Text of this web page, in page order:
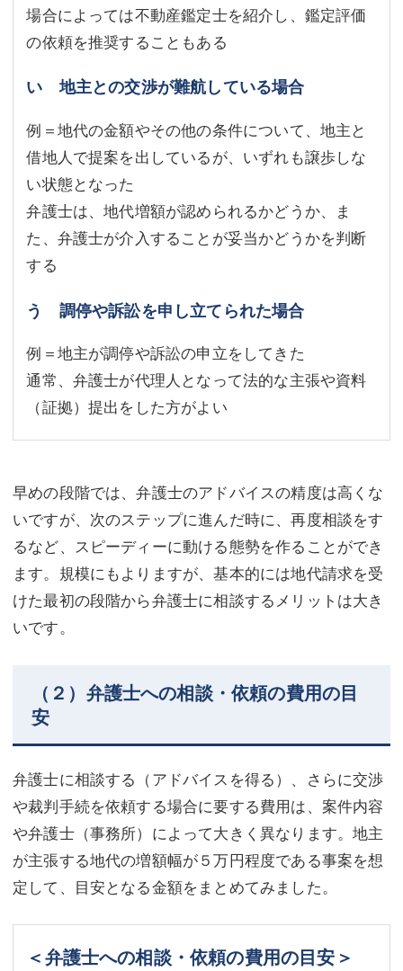
場合によっては不動産鑑定士を紹介し、鑑定評価
の依頼を推奨することもある
い 地主との交渉が難航している場合
例＝地代の金額やその他の条件について、地主と
借地人で提案を出しているが、いずれも譲歩しな
い状態となった
弁護士は、地代増額が認められるかどうか、ま
た、弁護士が介入することが妥当かどうかを判断
する
う 調停や訴訟を申し立てられた場合
例＝地主が調停や訴訟の申立をしてきた
通常、弁護士が代理人となって法的な主張や資料
（証拠）提出をした方がよい
早めの段階では、弁護士のアドバイスの精度は高くな
いですが、次のステップに進んだ時に、再度相談をす
るなど、スピーディーに動ける態勢を作ることができ
ます。規模にもよりますが、基本的には地代請求を受
けた最初の段階から弁護士に相談するメリットは大き
いです。
（２）弁護士への相談・依頼の費用の目
安
弁護士に相談する（アドバイスを得る）、さらに交渉
や裁判手続を依頼する場合に要する費用は、案件内容
や弁護士（事務所）によって大きく異なります。地主
が主張する地代の増額幅が５万円程度である事案を想
定して、目安となる金額をまとめてみました。
＜弁護士への相談・依頼の費用の目安＞